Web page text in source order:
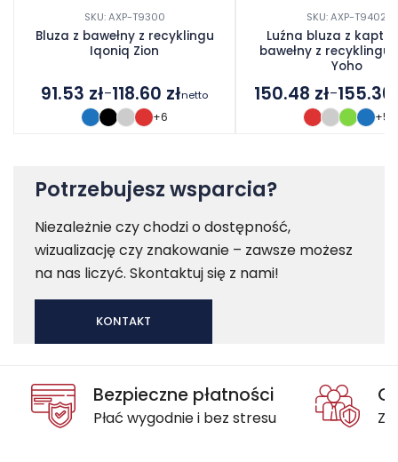
SKU: AXP-T9300
Bluza z bawełny z recyklingu
Iqoniq Zion
91.53 zł–118.60 zł
118.60 zł
netto
+6
SKU: AXP-T9402
Luźna bluza z
bawełny z recyklingu
Yoho
150.48 zł–155.36
155.36 zł
+5
Potrzebujesz wsparcia?
Niezależnie czy chodzi o dostępność,
wizualizację czy znakowanie – zawsze możesz
na nas liczyć. Skontaktuj się z nami!
KONTAKT
Bezpieczne płatności
Płać wygodnie i bez stresu